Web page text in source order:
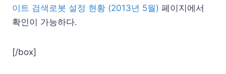
이트 검색로봇 설정 현황 (2013년 5월) 페이지에서
확인이 가능하다.
[/box]